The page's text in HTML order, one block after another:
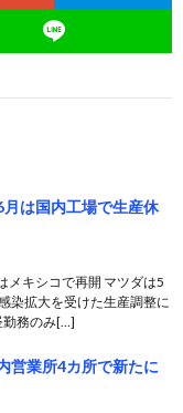
月は国内工場で生産休
メキシコで再開 マツダは5
染拡大を受けた生産調整に
勤務のみ[…]
営業所4カ所で新たに